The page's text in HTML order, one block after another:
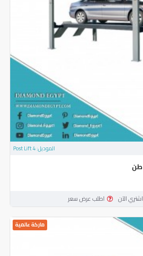
الموديل:4 Post Lift
اشتري الآن اطلب عرض سعر
ماركة عالمية